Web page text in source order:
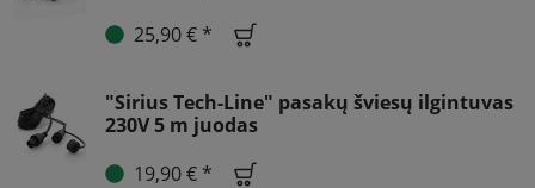
25,90 € *
"Sirius Tech-Line" pasakų šviesų ilgintuvas
230V 5 m juodas
19,90 € *